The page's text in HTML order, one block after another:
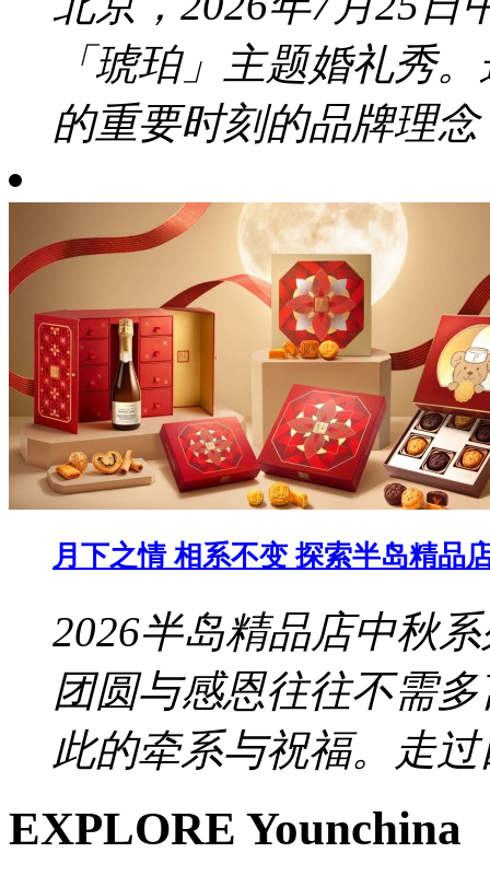
「琥珀」主题婚礼秀
的重要时刻的品牌理念
月下之情 相系不变 探索半岛精品
2026半岛精品店中秋
团圆与感恩往往不需
此的牵系与祝福。走
EXPLORE Younchina